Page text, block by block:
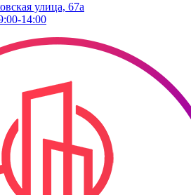
улица, 67а
14:00